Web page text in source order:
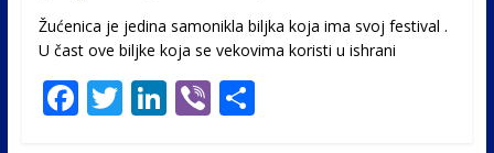
Žućenica je jedina samonikla biljka koja ima svoj festival .
U čast ovе biljke koja se vekovima koristi u ishrani
F
ac
T
w
Li
n
Vi
b
S